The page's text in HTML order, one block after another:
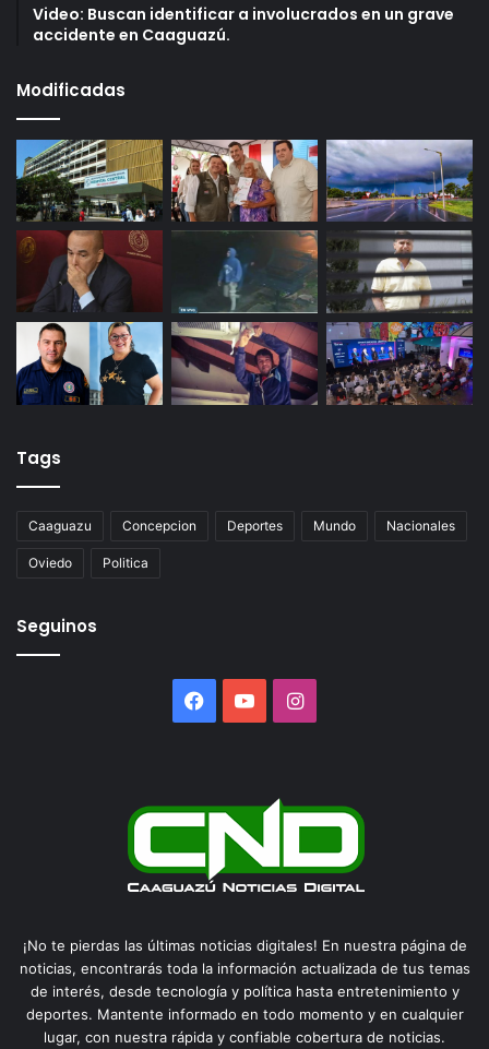
Video: Buscan identificar a involucrados en un grave
accidente en Caaguazú.
Modificadas
Tags
Caaguazu Concepcion Deportes Mundo Nacionales
Oviedo Politica
Seguinos
FacebookYouTubeInstagram
¡No te pierdas las últimas noticias digitales! En nuestra página de
noticias, encontrarás toda la información actualizada de tus temas
de interés, desde tecnología y política hasta entretenimiento y
deportes. Mantente informado en todo momento y en cualquier
lugar, con nuestra rápida y confiable cobertura de noticias.